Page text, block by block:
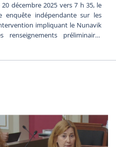
décembre 2025 vers 7 h 35, le
enquête indépendante sur les
impliquant le Nunavik
préliminaires
la personne et les policiers ;La
lors de l’intervention et elle
d’arrestation ;Une autre
gravement blessée à